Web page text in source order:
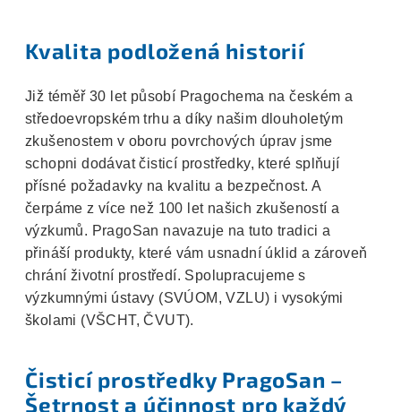
Kvalita podložená historií
Již téměř 30 let působí Pragochema na českém a
středoevropském trhu a díky našim dlouholetým
zkušenostem v oboru povrchových úprav jsme
schopni dodávat čisticí prostředky, které splňují
přísné požadavky na kvalitu a bezpečnost. A
čerpáme z více než 100 let našich zkušeností a
výzkumů. PragoSan navazuje na tuto tradici a
přináší produkty, které vám usnadní úklid a zároveň
chrání životní prostředí. Spolupracujemes
výzkumnými ústavy (SVÚOM, VZLU) i vysokými
školami (VŠCHT, ČVUT).
Čisticí prostředky PragoSan –
Šetrnost a účinnost pro každý